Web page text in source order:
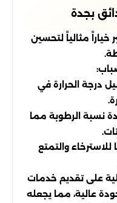
بجدة
مثالياً لتحسين
درجة الحرارة في
نسبة الرطوبة مما
والتمتع
على تقديم خدمات
عالية، مما يجعله